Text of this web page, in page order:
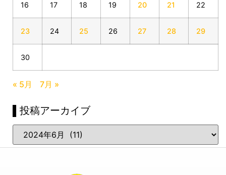
16 17 18 19 20 21 22
23 24 25 26 27 28 29
30
« 5月 7月 »
▌投稿アーカイブ